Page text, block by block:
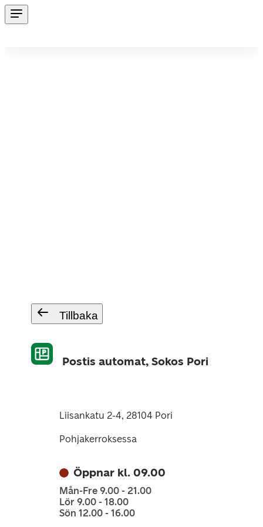
Tillbaka
Postis automat, Sokos Pori
Liisankatu 2-4, 28104 Pori
Pohjakerroksessa
Öppnar kl. 09.00
Mån-Fre 9.00 - 21.00
Lör 9.00 - 18.00
Sön 12.00 - 16.00